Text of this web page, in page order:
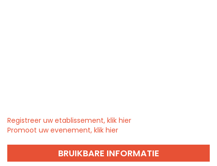
Registreer uw etablissement, klik hier
Promoot uw evenement, klik hier
BRUIKBARE INFORMATIE